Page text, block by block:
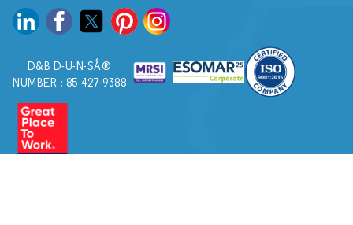
D&B D-U-N-SÂ®
NUMBER : 85-427-9388